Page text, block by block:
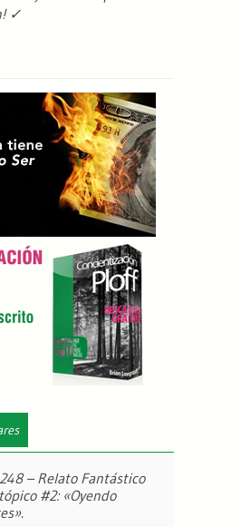
! ✓
– Relato Fantástico
#2: «Oyendo